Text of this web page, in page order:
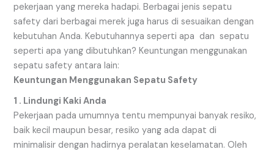
pekerjaan yang mereka hadapi. Berbagai jenis sepatu
safety dari berbagai merek juga harus di sesuaikan dengan
kebutuhan Anda. Kebutuhannya seperti apa dan sepatu
seperti apa yang dibutuhkan? Keuntungan menggunakan
sepatu safety antara lain:
Keuntungan Menggunakan Sepatu Safety
1 . Lindungi Kaki Anda
Pekerjaan pada umumnya tentu mempunyai banyak resiko,
baik kecil maupun besar, resiko yang ada dapat di
minimalisir dengan hadirnya peralatan keselamatan. Oleh